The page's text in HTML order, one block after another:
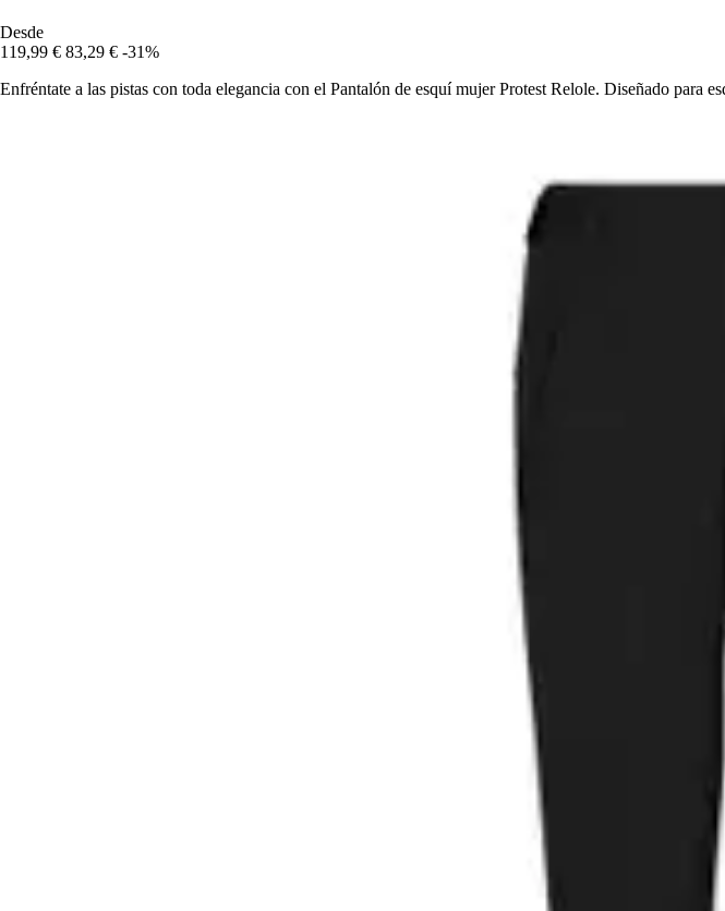
Desde
119,99 € 83,29 € -31%
Enfréntate a las pistas con toda elegancia con el Pantalón de esquí mujer Protest Relole. Diseñado para